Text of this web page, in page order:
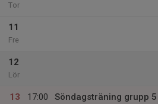
Tor
11
Fre
12
Lör
13
17:00
Söndagsträning grupp 5